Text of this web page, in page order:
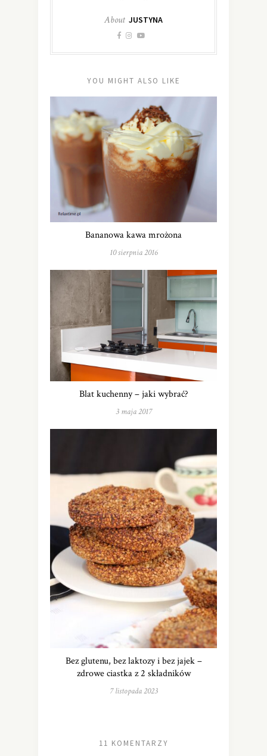
About JUSTYNA
YOU MIGHT ALSO LIKE
Bananowa kawa mrożona
10 sierpnia 2016
Blat kuchenny – jaki wybrać?
3 maja 2017
Bez glutenu, bez laktozy i bez jajek –
zdrowe ciastka z 2 składników
7 listopada 2023
11 KOMENTARZY